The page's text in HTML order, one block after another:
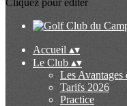
Cliquez pour éditer
Accueil ▴▾
Le Club ▴▾
Les Avantages
Tarifs 2026
Practice